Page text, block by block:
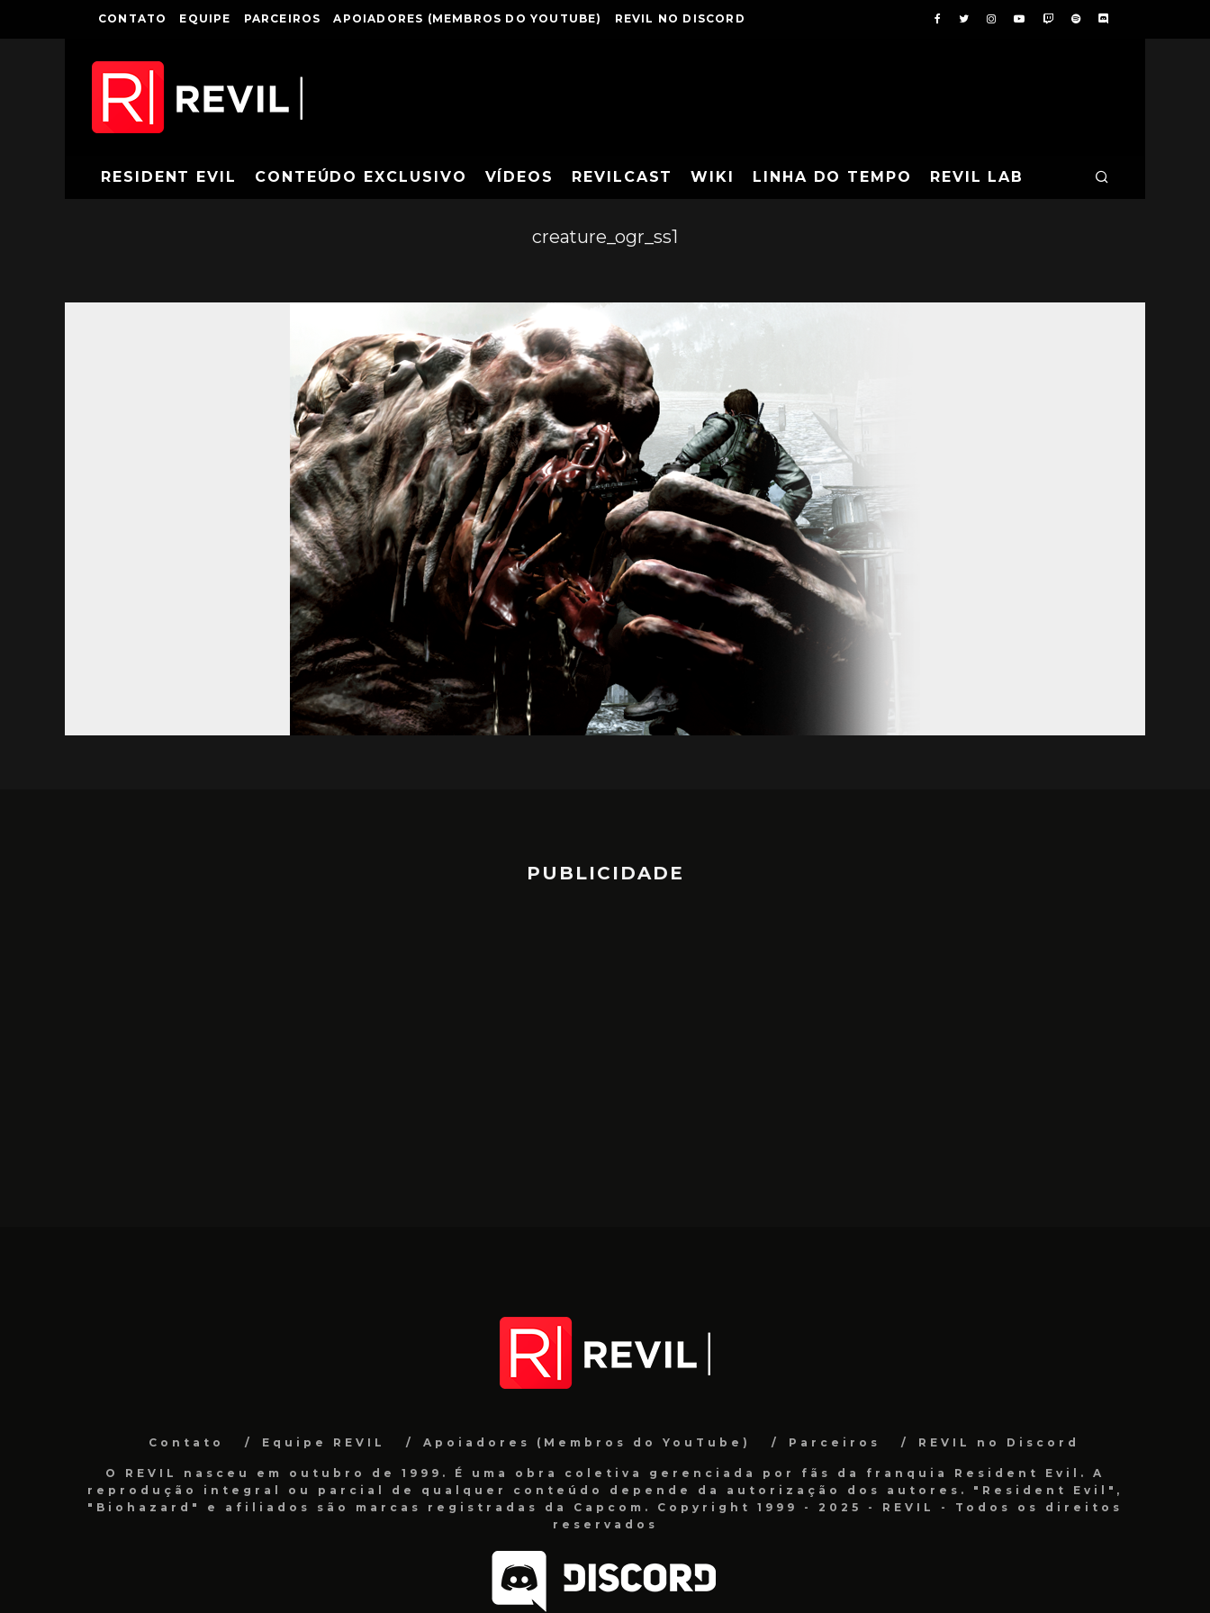
CONTATO EQUIPE PARCEIROS APOIADORES (MEMBROS DO YOUTUBE) REVIL NO DISCORD
RESIDENT EVIL CONTEÚDO EXCLUSIVO VÍDEOS REVILCAST WIKI LINHA DO TEMPO REVIL LAB
creature_ogr_ss1
PUBLICIDADE
Contato Equipe REVIL Apoiadores (Membros do YouTube) Parceiros REVIL no Discord
O REVIL nasceu em outubro de 1999. É uma obra coletiva gerenciada por fãs da franquia Resident Evil. A
reprodução integral ou parcial de qualquer conteúdo depende da autorização dos autores. "Resident Evil",
"Biohazard" e afiliados são marcas registradas da Capcom. Copyright 1999 - 2025 - REVIL - Todos os direitos
reservados